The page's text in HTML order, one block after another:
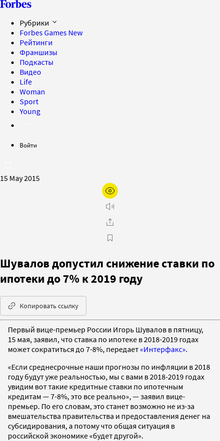
Рубрики
Forbes Games New
Рейтинги
Франшизы
Подкасты
Видео
Life
Woman
Sport
Young
Войти
15 May 2015
Шувалов допустил снижение ставки по
ипотеки до 7% к 2019 году
Копировать ссылку
Первый вице-премьер России Игорь Шувалов в пятницу,
15 мая, заявил, что ставка по ипотеке в 2018-2019 годах
может сократиться до 7-8%, передает«Интерфакс».
«Если среднесрочные наши прогнозы по инфляции в 2018
году будут уже реальностью, мы с вами в 2018-2019 годах
увидим вот такие кредитные ставки по ипотечным
кредитам — 7-8%, это все реально», — заявил вице-
премьер. По его словам, это станет возможно не из-за
вмешательства правительства и предоставления денег на
субсидирования, а потому что общая ситуация в
российской экономике «будет другой».